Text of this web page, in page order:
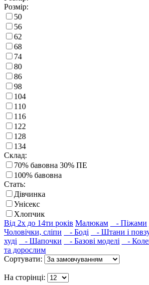
Розмір:
50
56
62
68
74
80
86
98
104
110
116
122
128
134
Склад:
70% бавовна 30% ПЕ
100% бавовна
Стать:
Дівчинка
Унісекс
Хлопчик
Від 2х до 14ти років Малюкам - Піжами
Чоловічки, сліпи
- Боді - Штани і
худі
- Шапочки - Базові моделі -
та дорослим
Сортувати:
На сторінці: